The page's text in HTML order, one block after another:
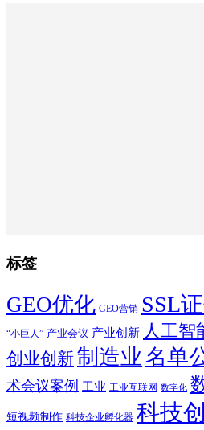
标签
GEO优化 GEO营销 SSL
“小巨人” 产业会议 产业创新 人工智
创业创新制造业 名单
术会议案例 工业 工业互联网 数字化
短视频制作 科技企业孵化器 科技